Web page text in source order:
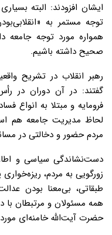
ایشان افزودند: البته
توجه مستمر به
همواره مورد توجه جامعه
صحیح داشته باشیم.
رهبر انقلاب در تشریح
گفتند: در آن دوران در
فرومایه و مبتلا به انواع
لحاظ مدیریت جامعه هم
مردم حضور و دخالتی در
دست‌نشاندگی سیاسی و
زورگویی به مردم،
طبقاتی، بی‌معنا بودن
همه مسئولان و مرتبطان با
حضرت آیت‌الله خامنه‌ای مورد